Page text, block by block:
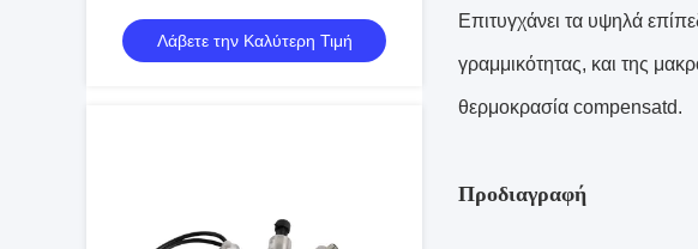
μακροχρόνια παρακολούθηση της
πίεσης πετρελαίου POE σε σκληρές
συνθήκες
Λάβετε την Καλύτερη Τιμή
Επιτυγχάνει τα υψηλά
γραμμικότητας, και της
θερμοκρασία compensatd.
Προδιαγραφή